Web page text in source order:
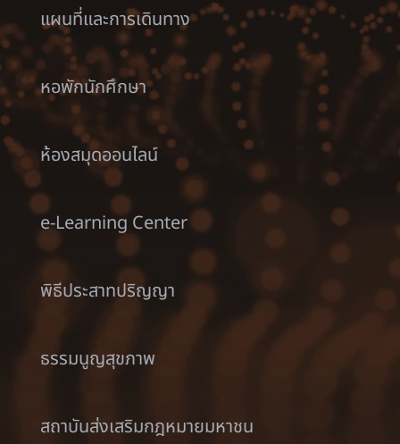
แผนที่และการเดินทาง
หอพักนักศึกษา
ห้องสมุดออนไลน์
e-Learning Center
พิธีประสาทปริญญา
ธรรมนูญสุขภาพ
สถาบันส่งเสริมกฎหมายมหาชน